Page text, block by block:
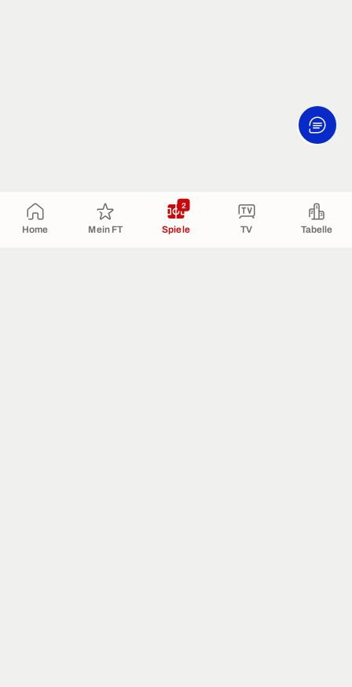
Home Mein FT Spiele
2
TV Tabelle